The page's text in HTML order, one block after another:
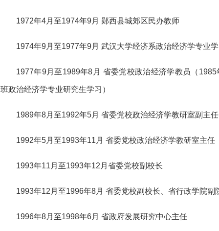
1972年4月至1974年9月 郧西县城郊区民办教师
1974年9月至1977年9月 武汉大学经济系政治经济学专业
1977年9月至1989年8月 省委党校政治经济学教员（
班政治经济学专业研究生学习）
1989年8月至1992年5月 省委党校政治经济学教研室副主任
1992年5月至1993年11月 省委党校政治经济学教研室主任
1993年11月至1993年12月省委党校副校长
1993年12月至1996年8月 省委党校副校长、省行政学院副
1996年8月至1998年6月 省政府发展研究中心主任